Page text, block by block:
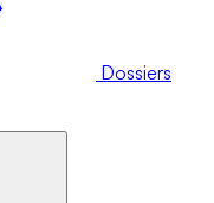
Dossiers